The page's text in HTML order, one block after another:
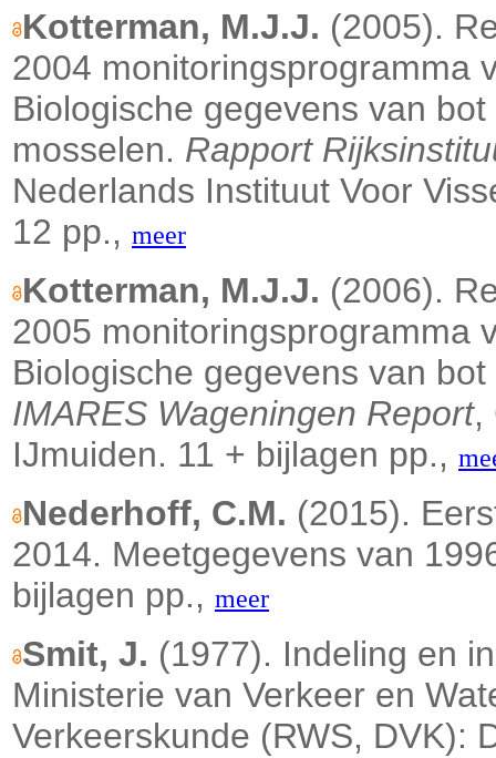
Kotterman, M.J.J. (2005).
2004 monitoringsprogramma
Biologische gegevens van
mosselen. Rapport
Nederlands Instituut Voor
12 pp., meer
Kotterman, M.J.J. (2006).
2005 monitoringsprogramma
Biologische gegevens van
IMARES Wageningen Report,
IJmuiden. 11 + bijlagen pp.,
Nederhoff, C.M. (2015).
2014. Meetgegevens van
bijlagen pp., meer
Smit, J. (1977). Indeling en
Ministerie van Verkeer en
Verkeerskunde (RWS, DVK):